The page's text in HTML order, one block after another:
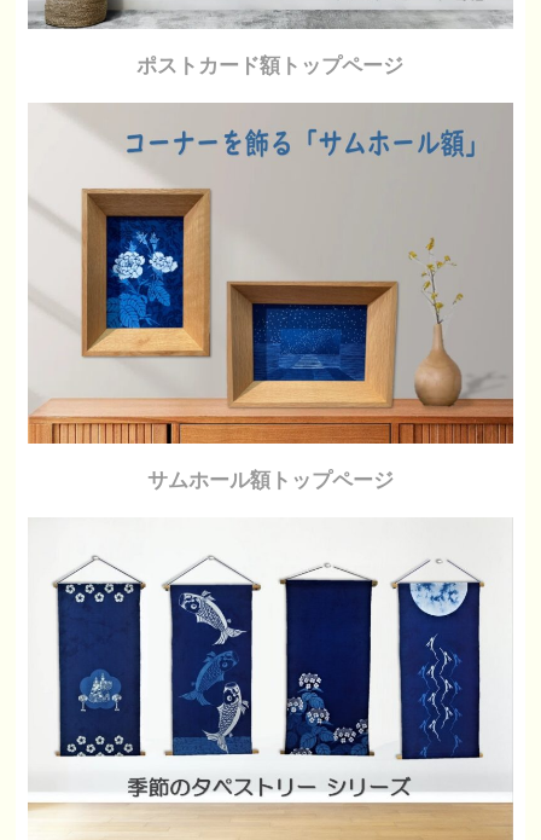
ポストカード額トップページ
サムホール額トップページ